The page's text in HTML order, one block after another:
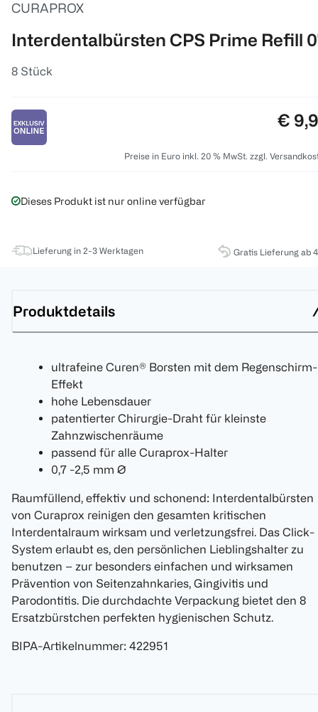
CURAPROX
Interdentalbürsten CPS Prime Refill
8 Stück
€
Preise in Euro inkl. 20 % MwSt. zzgl.
Dieses Produkt ist nur online verfügbar
Lieferung in 2-3 Werktagen Gratis Lieferung ab
Produktdetails
ultrafeine Curen® Borsten mit dem Regenschirm-
Effekt
hohe Lebensdauer
patentierter Chirurgie-Draht für kleinste
Zahnzwischenräume
passend für alle Curaprox-Halter
0,7 -2,5 mm Ø
Raumfüllend, effektiv und schonend: Interdentalbürsten
von Curaprox reinigen den gesamten kritischen
Interdentalraum wirksam und verletzungsfrei. Das Click-
System erlaubt es, den persönlichen Lieblingshalter zu
benutzen – zur besonders einfachen und wirksamen
Prävention von Seitenzahnkaries, Gingivitis und
Parodontitis. Die durchdachte Verpackung bietet den 8
Ersatzbürstchen perfekten hygienischen Schutz.
BIPA-Artikelnummer: 422951